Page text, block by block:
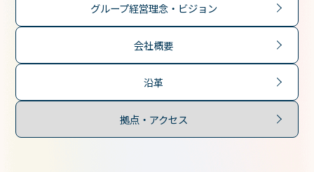
グループ経営理念・ビジョン
会社概要
沿革
拠点・アクセス